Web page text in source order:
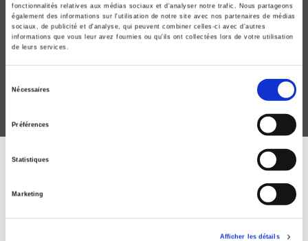
fonctionnalités relatives aux médias sociaux et d'analyser notre trafic. Nous partageons
également des informations sur l'utilisation de notre site avec nos partenaires de médias
sociaux, de publicité et d'analyse, qui peuvent combiner celles-ci avec d'autres
informations que vous leur avez fournies ou qu'ils ont collectées lors de votre utilisation
de leurs services.
Nécessaires
Préférences
Statistiques
Marketing
Afficher les détails
Sauver
Une histoire des secours d'urgence en France (années
1920-années 1980)
Charles-Antoine Wanecq